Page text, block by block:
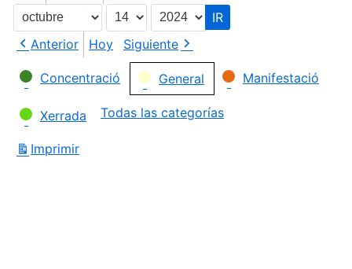
Mes
Día
Año
Anterior
Hoy
Siguiente
Categorías
Concentració General Manifestació
Xerrada Todas las categorías
Imprimir